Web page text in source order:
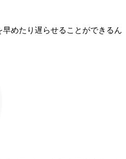
めたり遅らせることができるん